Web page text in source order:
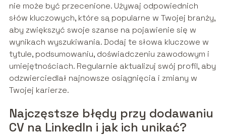
nie może być przecenione. Używaj odpowiednich
słów kluczowych, które są popularne w Twojej branży,
aby zwiększyć swoje szanse na pojawienie się w
wynikach wyszukiwania. Dodaj te słowa kluczowe w
tytule, podsumowaniu, doświadczeniu zawodowym i
umiejętnościach. Regularnie aktualizuj swój profil, aby
odzwierciedlał najnowsze osiągnięcia i zmiany w
Twojej karierze.
Najczęstsze błędy przy dodawaniu
CV na LinkedIn i jak ich unikać?